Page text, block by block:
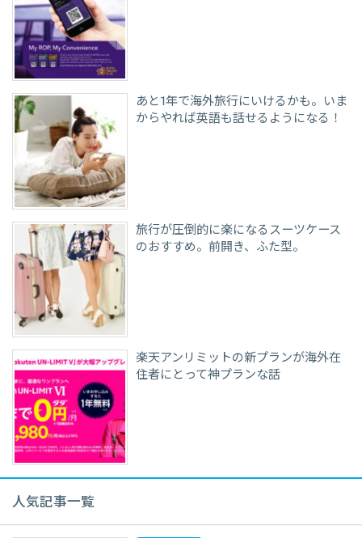
あと1年で海外旅行にいけるかも。いま
からやれば英語も話せるようになる！
旅行が圧倒的に楽になるスーツケース
のおすすめ。前開き、ふた型。
楽天アンリミットの新プランが海外在
住者にとって神プランな話
人気記事一覧